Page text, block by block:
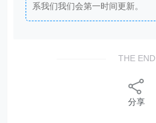
系我们我们会第一时间更新。
THE END
分享